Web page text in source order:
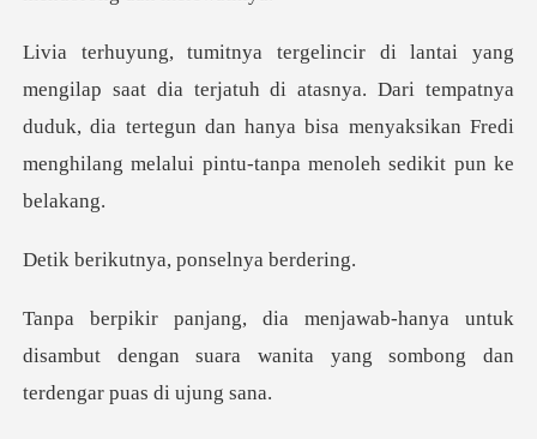
jatuh di atasnya. Dari tempatnya
duduk, dia tertegun dan hanya bisa menyak
nya, ponselny
a untuk
disambut dengan suara wanita yang